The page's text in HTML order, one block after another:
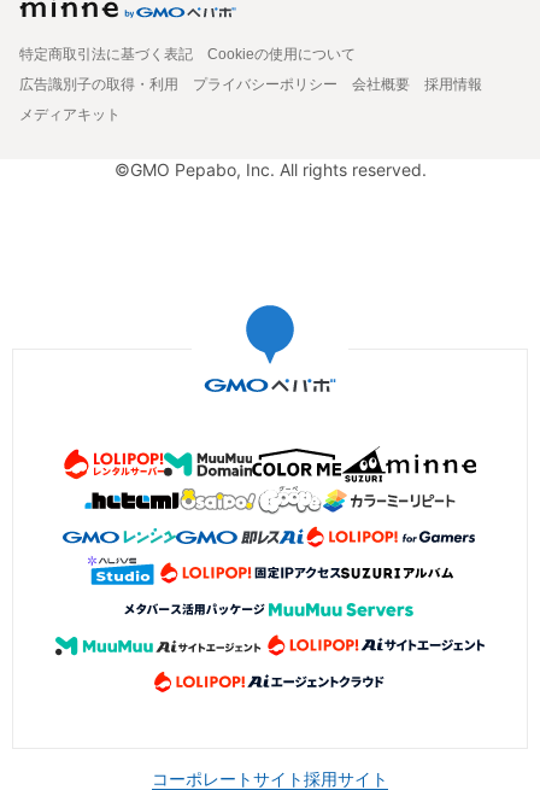
特定商取引法に基づく表記
Cookieの使用について
広告識別子の取得・利用
プライバシーポリシー 会社概要
採用情報
メディアキット
©GMO Pepabo, Inc. All rights reserved.
コーポレートサイト採用サイト